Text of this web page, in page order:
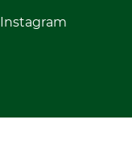
Instagram